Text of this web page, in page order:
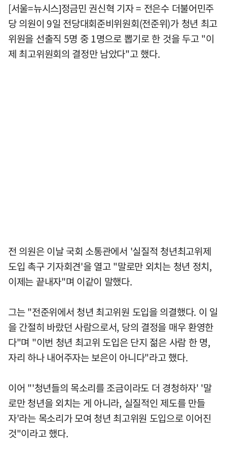
[서울=뉴시스]정금민 권신혁 기자 = 전은수 더불어민주
당 의원이 9일 전당대회준비위원회(전준위)가 청년 최고
위원을 선출직 5명 중 1명으로 뽑기로 한 것을 두고 "이
제 최고위원회의 결정만 남았다"고 했다.
전 의원은 이날 국회 소통관에서 '실질적 청년최고위제
도입 촉구 기자회견'을 열고 "말로만 외치는 청년 정치,
이제는 끝내자"며 이같이 말했다.
그는 "전준위에서 청년 최고위원 도입을 의결했다. 이 일
을 간절히 바랐던 사람으로서, 당의 결정을 매우 환영한
다"며 "이번 청년 최고위 도입은 단지 젊은 사람 한 명,
자리 하나 내어주자는 보은이 아니다"라고 했다.
이어 "'청년들의 목소리를 조금이라도 더 경청하자' '말
로만 청년을 외치는 게 아니라, 실질적인 제도를 만들
자'라는 목소리가 모여 청년 최고위원 도입으로 이어진
것"이라고 했다.